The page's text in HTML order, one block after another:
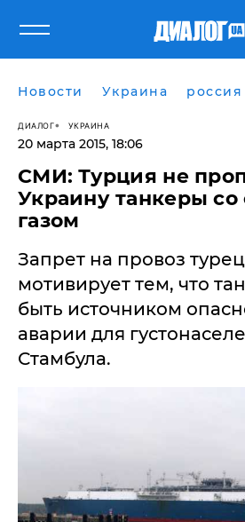
Новости Украина россия
ДИАЛОГ УКРАИНА
20 марта 2015, 18:06
СМИ: Турция не
Украину танкеры
газом
Запрет на провоз
мотивирует тем, что
быть источником
аварии для
Стамбула.